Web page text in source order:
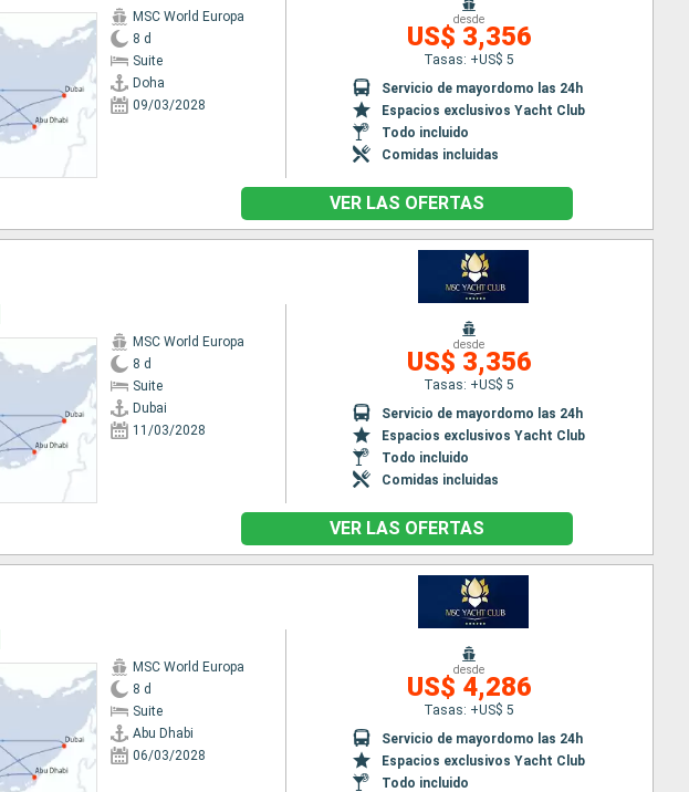
MSC World Europa
8 d
Suite
Doha
09/03/2028
desde
US$ 3,356
Tasas: +US$ 5
Servicio de mayordomo las 24h
Espacios exclusivos Yacht Club
Todo incluido
Comidas incluidas
VER LAS OFERTAS
MSC World Europa
8 d
Suite
Dubai
11/03/2028
desde
US$ 3,356
Tasas: +US$ 5
Servicio de mayordomo las 24h
Espacios exclusivos Yacht Club
Todo incluido
Comidas incluidas
VER LAS OFERTAS
MSC World Europa
8 d
Suite
Abu Dhabi
06/03/2028
desde
US$ 4,286
Tasas: +US$ 5
Servicio de mayordomo las 24h
Espacios exclusivos Yacht Club
Todo incluido